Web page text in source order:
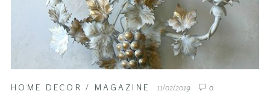
HOME DECOR / MAGAZINE 11/02/2019 0